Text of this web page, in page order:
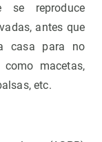
se reproduce
antes que
casa para no
macetas,
etc.